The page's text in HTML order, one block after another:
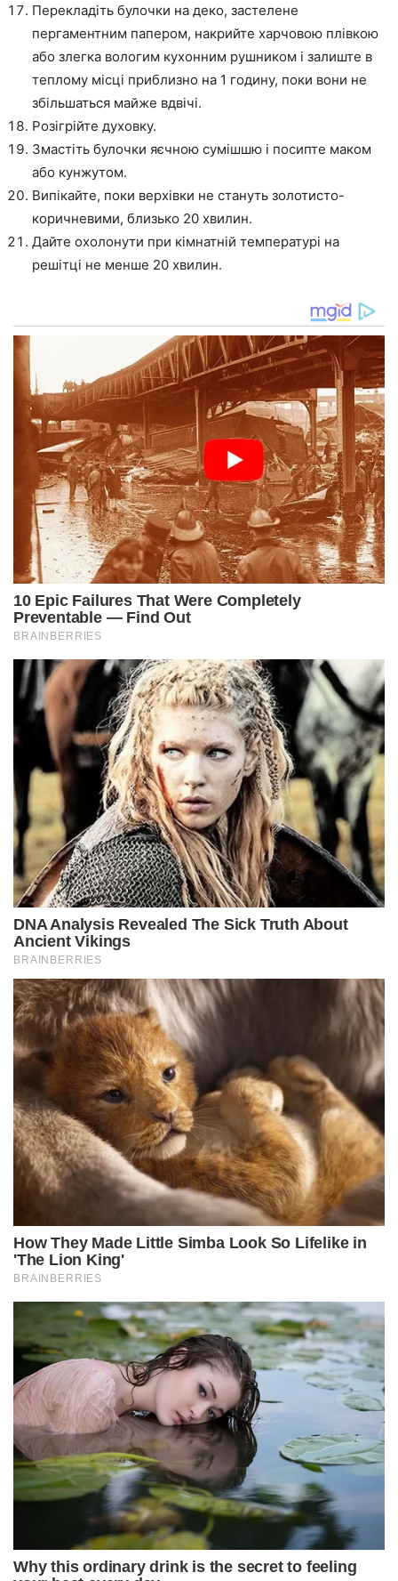
Перекладіть булочки на деко, застелене
пергаментним папером, накрийте харчовою плівкою
або злегка вологим кухонним рушником і залиште в
теплому місці приблизно на 1 годину, поки вони не
збільшаться майже вдвічі.
Розігрійте духовку.
Змастіть булочки яєчною сумішшю і посипте маком
або кунжутом.
Випікайте, поки верхівки не стануть золотисто-
коричневими, близько 20 хвилин.
Дайте охолонути при кімнатній температурі на
решітці не менше 20 хвилин.